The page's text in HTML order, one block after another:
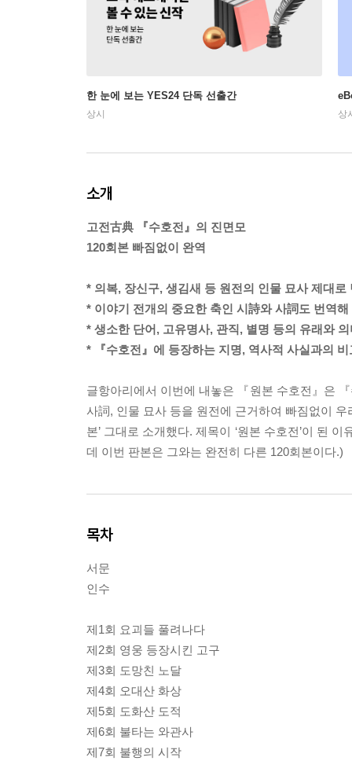
한 눈에 보는 YES24 단독 선출간
상시 상
소개
고전古典 『수호전』의 진면모
120회본 빠짐없이 완역
* 의복, 장신구, 생김새 등 원전의 인물 묘사 제대로
* 이야기 전개의 중요한 축인 시詩와 사詞도 번역
* 생소한 단어, 고유명사, 관직, 별명 등의 유래와
* 『수호전』에 등장하는 지명, 역사적 사실과의
글항아리에서 이번에 내놓은 『원본 수호전』은
사詞, 인물 묘사 등을 원전에 근거하여 빠짐없이
본’ 그대로 소개했다. 제목이 ‘원본 수호전’이 된
데 이번 판본은 그와는 완전히 다른 120회본이다.)
목차
서문
인수
제1회 요괴들 풀려나다
제2회 영웅 등장시킨 고구
제3회 도망친 노달
제4회 오대산 화상
제5회 도화산 도적
제6회 불타는 와관사
제7회 불행의 시작